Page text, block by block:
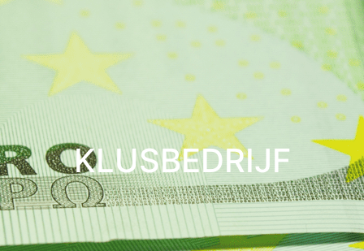
KLUSBEDRIJF